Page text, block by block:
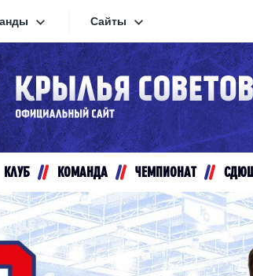
«Запад»
Золотой
Академия Михайлова
Красная Армия
Локо
МХК Динамо СПб
Конференция
Дивизион
Авто
Мамонты
Омские
Сайты
Сайты
Видеотрансляции
Хайлайты
Текстовые трансляции
Интернет-магазин
КЛУБ КОМАНДА ЧЕМПИОНАТ